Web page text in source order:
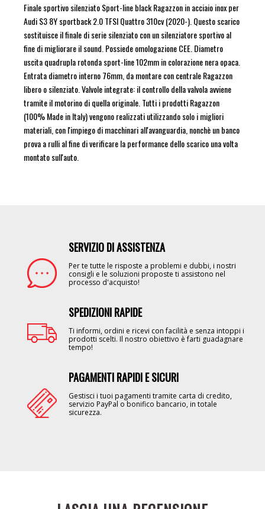
Finale sportivo silenziato Sport-line black Ragazzon in acciaio inox per
Audi S3 8Y sportback 2.0 TFSI Quattro 310cv (2020-). Questo scarico
sostituisce il finale di serie silenziato con un silenziatore sportivo al
fine di migliorare il sound. Possiede omologazione CEE. Diametro
uscita quadrupla rotonda sport-line 102mm in colorazione nera opaca.
Entrata diametro interno 76mm, da montare con centrale Ragazzon
libero o silenziato. Valvole integrate: il controllo della valvola avviene
tramite il motorino di quella originale. Tutti i prodotti Ragazzon
(100% Made in Italy) vengono realizzati utilizzando solo i migliori
materiali, con l'impiego di macchinari all'avanguardia, nonchè un banco
prova a rulli al fine di verificare la performance dello scarico una volta
montato sull'auto.
SERVIZIO DI ASSISTENZA
Per te tutte le risposte a problemi e dubbi, i nostri
consigli e le soluzioni proposte ti assistono nel
processo d'acquisto!
SPEDIZIONI RAPIDE
Ti informi, ordini e ricevi con facilità e senza intoppi i
prodotti scelti. Il nostro obiettivo è farti guadagnare
tempo!
PAGAMENTI RAPIDI E SICURI
Gestisci i tuoi pagamenti tramite carta di credito,
servizio PayPal o bonifico bancario, in totale
sicurezza.